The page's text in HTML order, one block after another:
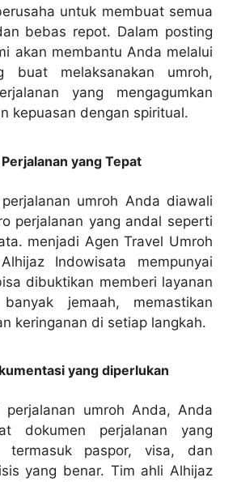
untuk membuat semua
bebas repot. Dalam posting
akan membantu Anda melalui
buat melaksanakan umroh,
yang mengagumkan
kepuasan dengan spiritual.
yang Tepat
umroh Anda diawali
perjalanan yang andal seperti
menjadi Agen Travel Umroh
Indowisata mempunyai
dibuktikan memberi layanan
jemaah, memastikan
keringanan di setiap langkah.
yang diperlukan
perjalanan umroh Anda, Anda
dokumen perjalanan yang
termasuk paspor, visa, dan
yang benar. Tim ahli Alhijaz